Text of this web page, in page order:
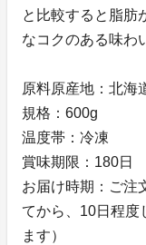
と比較すると脂肪
なコクのある味わ
原料原産地：北海
規格：600g
温度帯：冷凍
賞味期限：180日
お届け時期：ご注
てから、10日程度
ます）